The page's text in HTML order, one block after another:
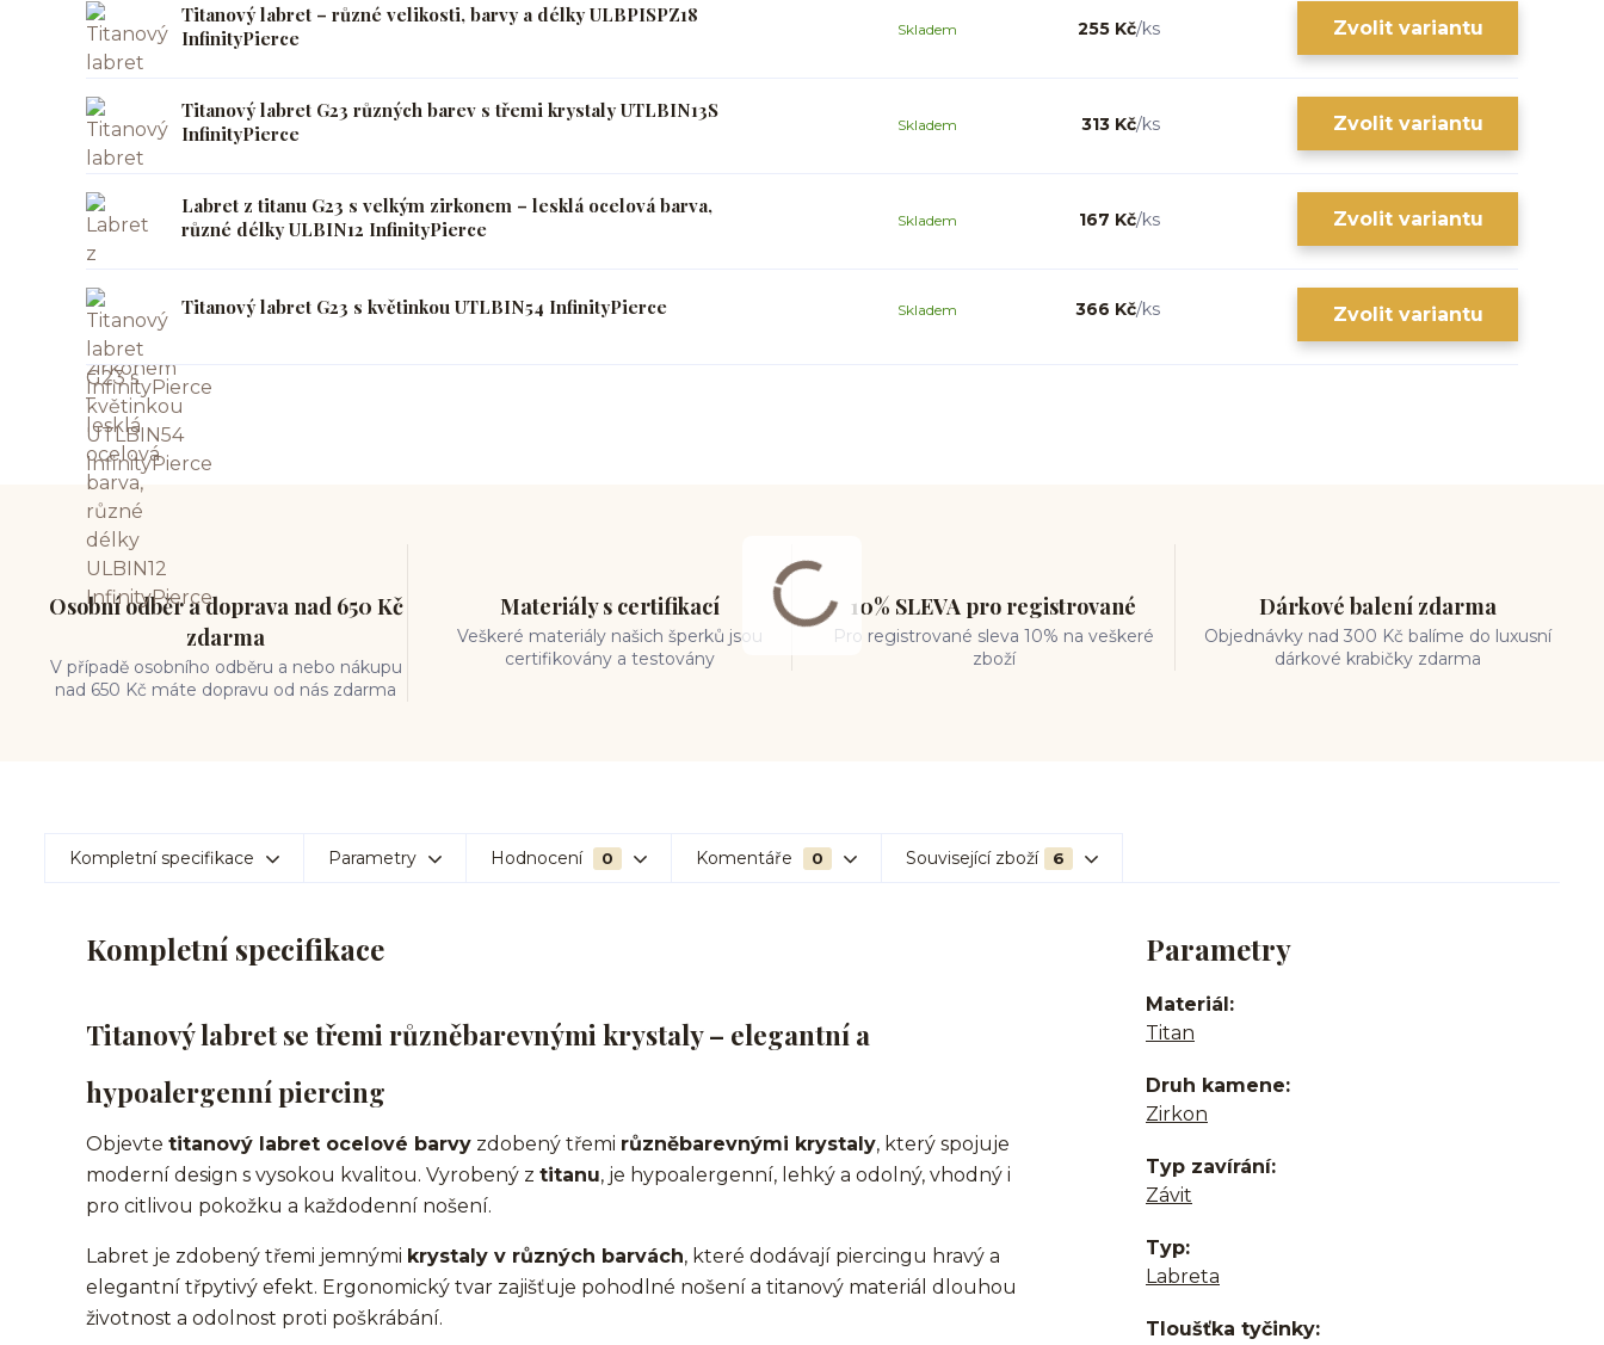
Titanový labret – různé velikosti, barvy a délky ULBPISPZ18
InfinityPierce
255 Kč/ks
Skladem Zvolit variantu
Titanový labret G23 různých barev s třemi krystaly UTLBIN13S
InfinityPierce
313 Kč/ks
Skladem Zvolit variantu
Labret z titanu G23 s velkým zirkonem – lesklá ocelová barva,
různé délky ULBIN12 InfinityPierce
167 Kč/ks
Skladem Zvolit variantu
Titanový labret G23 s květinkou UTLBIN54 InfinityPierce 366 Kč/ks
Skladem Zvolit variantu
Osobní odběr a doprava nad 650 Kč
zdarma
V případě osobního odběru a nebo nákupu
nad 650 Kč máte dopravu od nás zdarma
Materiály s certifikací
Veškeré materiály našich šperků jsou
certifikovány a testovány
10% SLEVA pro registrované
Pro registrované sleva 10% na veškeré
zboží
Dárkové balení zdarma
Objednávky nad 300 Kč balíme do luxusní
dárkové krabičky zdarma
Kompletní specifikace Parametry Hodnocení 0 Komentáře 0 Související zboží 6
Kompletní specifikace
Titanový labret se třemi různěbarevnými krystaly – elegantní a
hypoalergenní piercing
Objevte titanový labret ocelové barvy zdobený třemi různěbarevnými krystaly, který spojuje
moderní design s vysokou kvalitou. Vyrobený z titanu, je hypoalergenní, lehký a odolný, vhodný i
pro citlivou pokožku a každodenní nošení.
Labret je zdobený třemi jemnými krystaly v různých barvách, které dodávají piercingu hravý a
elegantní třpytivý efekt. Ergonomický tvar zajišťuje pohodlné nošení a titanový materiál dlouhou
životnost a odolnost proti poškrábání.
Parametry
Materiál
Titan
Druh kamene
Zirkon
Typ zavírání
Závit
Typ
Labreta
Tloušťka tyčinky